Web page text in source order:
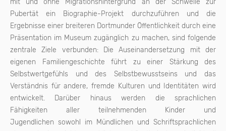
mit und ohne Migrationshintergrund an der Schwelle zur
Pubertät ein Biographie-Projekt durchzuführen und die
Ergebnisse einer breiteren Dortmunder Öffentlichkeit durch eine
Präsentation im Museum zugänglich zu machen, sind folgende
zentrale Ziele verbunden: Die Auseinandersetzung mit der
eigenen Familiengeschichte führt zu einer Stärkung des
Selbstwertgefühls und des Selbstbewusstseins und das
Verständnis für andere, fremde Kulturen und Identitäten wird
entwickelt. Darüber hinaus werden die sprachlichen
Fähigkeiten aller teilnehmenden Kinder und
Jugendlichen sowohl im Mündlichen und Schriftsprachlichen